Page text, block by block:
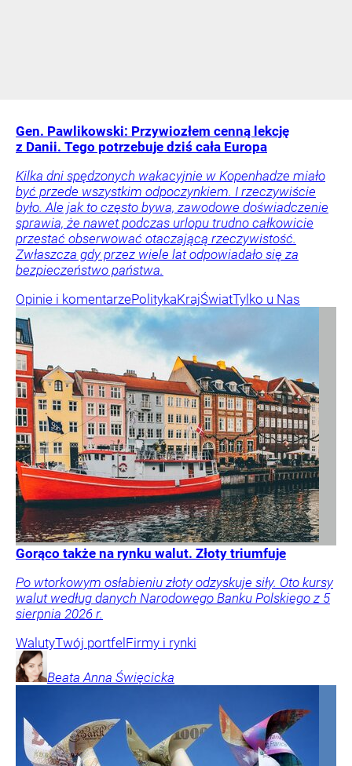
Gen. Pawlikowski: Przywiozłem cenną lekcję
z Danii. Tego potrzebuje dziś cała Europa
Kilka dni spędzonych wakacyjnie w Kopenhadze miało
być przede wszystkim odpoczynkiem. I rzeczywiście
było. Ale jak to często bywa, zawodowe doświadczenie
sprawia, że nawet podczas urlopu trudno całkowicie
przestać obserwować otaczającą rzeczywistość.
Zwłaszcza gdy przez wiele lat odpowiadało się za
bezpieczeństwo państwa.
Opinie i komentarzePolitykaKrajŚwiatTylko u Nas
Gorąco także na rynku walut. Złoty triumfuje
Po wtorkowym osłabieniu złoty odzyskuje siły. Oto kursy
walut według danych Narodowego Banku Polskiego z 5
sierpnia 2026 r.
WalutyTwój portfelFirmy i rynki
Beata Anna Święcicka